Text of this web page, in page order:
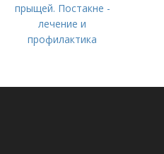
прыщей. Постакне -
лечение и
профилактика